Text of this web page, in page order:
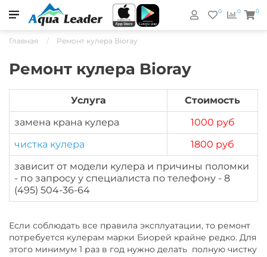
0
0 0
Главная Ремонт кулера Bioray
Ремонт кулера Bioray
Услуга
Стоимость
замена крана кулера
1000 руб
чистка кулера
1800 руб
зависит от модели кулера и причины поломки
- по запросу у специалиста по телефону - 8
(495) 504-36-64
Если соблюдать все правила эксплуатации, то ремонт
потребуется кулерам марки Биорей крайне редко. Для
этого минимум 1 раз в год нужно делать полную чистку